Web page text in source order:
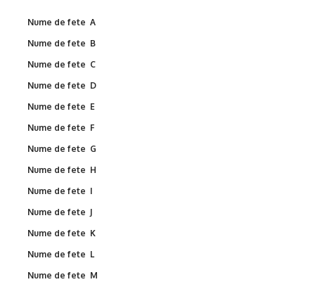
Nume de fete A
Nume de fete B
Nume de fete C
Nume de fete D
Nume de fete E
Nume de fete F
Nume de fete G
Nume de fete H
Nume de fete I
Nume de fete J
Nume de fete K
Nume de fete L
Nume de fete M